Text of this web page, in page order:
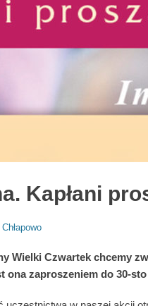
Kapłani
Wielki Czwartek chcemy
ona zaproszeniem do 30-